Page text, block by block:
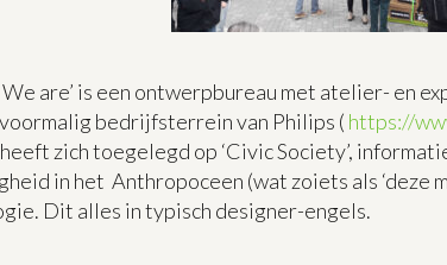
We are’ is een ontwerpbureau met atelier- en
bedrijfsterrein van Philips ( https://
zich toegelegd op ‘Civic Society’,
in het Anthropoceen (wat zoiets als ‘deze
Dit alles in typisch designer-engels.